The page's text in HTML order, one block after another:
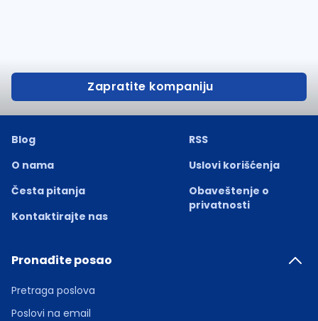
Zapratite kompaniju
Blog
O nama
Česta pitanja
Kontaktirajte nas
RSS
Uslovi korišćenja
Obaveštenje o
privatnosti
Pronađite posao
Pretraga poslova
Poslovi na email